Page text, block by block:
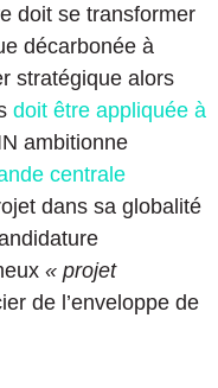
doit se transformer
décarbonée à
stratégique alors
doit être appliquée à
ambitionne
centrale
dans sa globalité
« projet
de l’enveloppe de